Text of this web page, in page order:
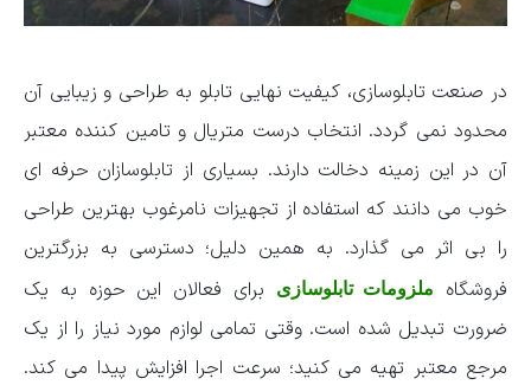
در صنعت تابلوسازی،‌ کیفیت نهایی تابلو به طراحی و زیبایی آن
محدود نمی گردد. انتخاب درست متریال و تامین کننده معتبر
آن در این زمینه دخالت دارند. بسیاری از تابلوسازان حرفه ای
خوب می دانند که استفاده از تجهیزات نامرغوب بهترین طراحی
را بی اثر می گذارد. به همین دلیل‌؛ دسترسی به بزرگترین
فروشگاه
ملزومات تابلوسازی
برای فعالان این حوزه به یک
ضرورت تبدیل شده است. وقتی تمامی لوازم مورد نیاز را از یک
مرجع معتبر تهیه می کنید؛ سرعت اجرا افزایش پیدا می کند.